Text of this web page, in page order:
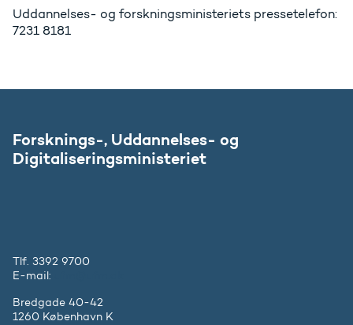
Uddannelses- og forskningsministeriets pressetelefon:
7231 8181
Forsknings-, Uddannelses- og
Digitaliseringsministeriet
Tlf. 3392 9700
E-mail:
Bredgade 40-42
1260 København K